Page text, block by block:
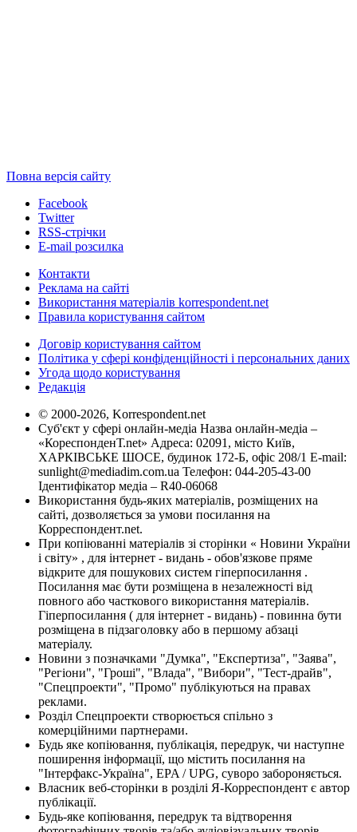
Повна версія сайту
Facebook
Twitter
RSS-стрічки
E-mail розсилка
Контакти
Реклама на сайті
Використання матеріалів korrespondent.net
Правила користування сайтом
Договір користування сайтом
Політика у сфері конфіденційності і персональних даних
Угода щодо користування
Редакція
© 2000-2026, Korrespondent.net
Суб'єкт у сфері онлайн-медіа Назва онлайн-медіа –
«КореспонденТ.net» Адреса: 02091, місто Київ,
ХАРКІВСЬКЕ ШОСЕ, будинок 172-Б, офіс 208/1 E-mail:
sunlight@mediadim.com.ua Телефон: 044-205-43-00
Ідентифікатор медіа – R40-06068
Використання будь-яких матеріалів, розміщених на
сайті, дозволяється за умови посилання на
Корреспондент.net.
При копіюванні матеріалів зі сторінки « Новини України
і світу» , для інтернет - видань - обов'язкове пряме
відкрите для пошукових систем гіперпосилання .
Посилання має бути розміщена в незалежності від
повного або часткового використання матеріалів.
Гіперпосилання ( для інтернет - видань) - повинна бути
розміщена в підзаголовку або в першому абзаці
матеріалу.
Новини з позначками "Думка", "Експертиза", "Заява",
"Регіони", "Гроші", "Влада", "Вибори", "Тест-драйв",
"Спецпроекти", "Промо" публікуються на правах
реклами.
Розділ Спецпроекти створюється спільно з
комерційними партнерами.
Будь яке копіювання, публікація, передрук, чи наступне
поширення інформації, що містить посилання на
"Інтерфакс-Україна", EPA / UPG, суворо забороняється.
Власник веб-сторінки в розділі Я-Корреспондент є автор
публікації.
Будь-яке копіювання, передрук та відтворення